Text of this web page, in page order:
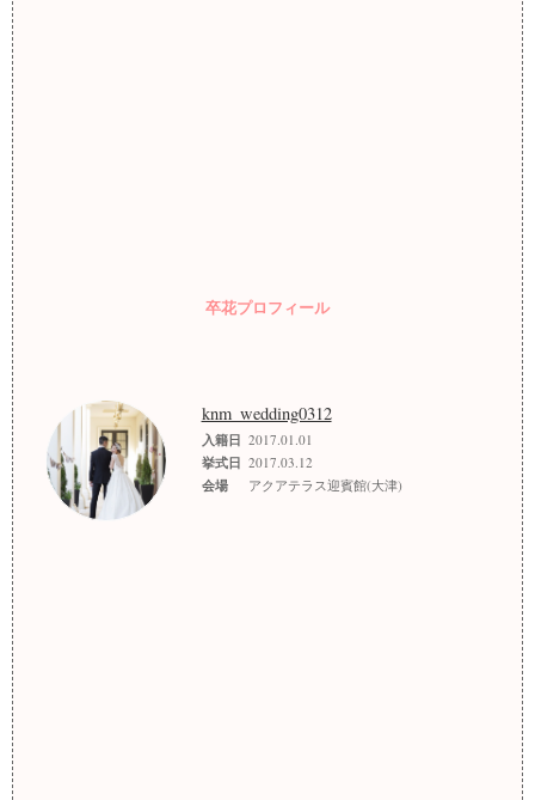
卒花プロフィール
knm_wedding0312
入籍日 2017.01.01
挙式日 2017.03.12
会場 アクアテラス迎賓館(大津)